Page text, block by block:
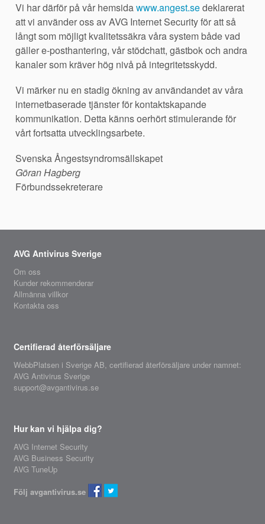
Vi har därför på vår hemsidawww.angest.sedeklarerat
att vi använder oss av AVG Internet Security för att så
långt som möjligt kvalitetssäkra våra system både vad
gäller e-posthantering, vår stödchatt, gästbok och andra
kanaler som kräver hög nivå på integritetsskydd.
Vi märker nu en stadig ökning av användandet av våra
internetbaserade tjänster för kontaktskapande
kommunikation. Detta känns oerhört stimulerande för
vårt fortsatta utvecklingsarbete.
Svenska Ångestsyndromsällskapet
Göran Hagberg
Förbundssekreterare
AVG Antivirus Sverige
Om oss
Kunder rekommenderar
Allmänna villkor
Kontakta oss
Certifierad återförsäljare
WebbPlatsen i Sverige AB, certifierad återförsäljareunder namnet:
AVG Antivirus Sverige
support@avgantivirus.se
Hur kan vi hjälpa dig?
AVG Internet Security
AVG Business Security
AVG TuneUp
Följ avgantivirus.se